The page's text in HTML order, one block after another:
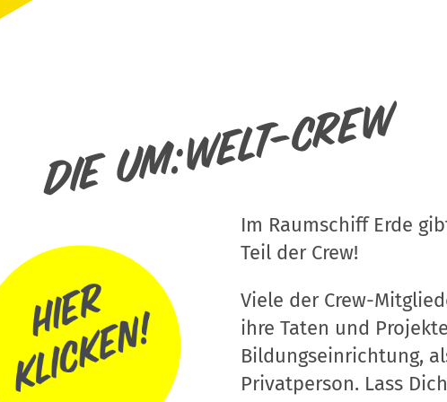
Die um:welt-Crew
Im Raumschiff Erde
Teil der Crew!
Viele der Crew-
ihre Taten und
Bildungseinrichtung,
Privatperson. Lass